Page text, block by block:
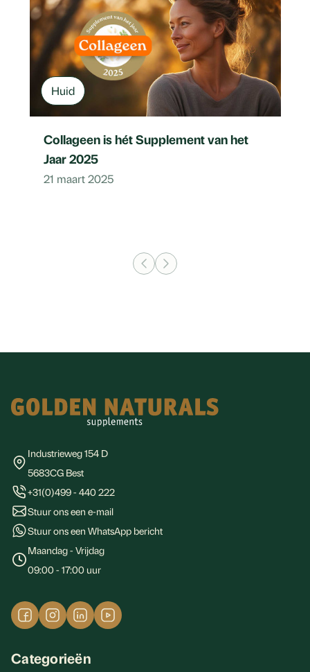
Huid
Collageen is hét Supplement van het
Jaar 2025
21 maart 2025
Industrieweg 154 D
5683CG Best
+31(0)499 - 440 222
Stuur ons een e-mail
Stuur ons een WhatsApp bericht
Maandag - Vrijdag
09:00 - 17:00 uur
Categorieën